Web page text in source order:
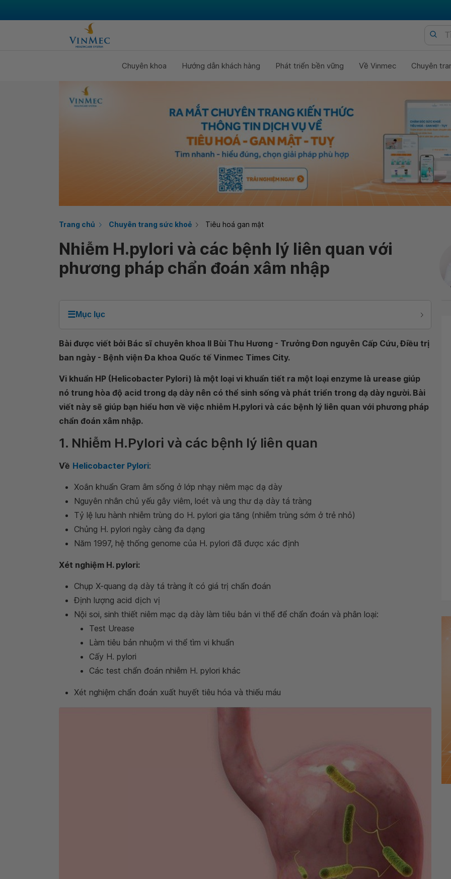
Chuyên khoa Hướng dẫn khách hàng Phát triển bền vững Về Vinmec Chuyên
Trang chủ Chuyên trang sức khoẻ Tiêu hoá gan mật
Nhiễm H.pylori và các bệnh lý liên quan với
phương pháp chẩn đoán xâm nhập
☰Mục lục
Bài được viết bởi Bác sĩ chuyên khoa II Bùi Thu Hương - Trưởng Đơn nguyên Cấp Cứu, Điều trị
ban ngày - Bệnh viện Đa khoa Quốc tế Vinmec Times City.
Vi khuẩn HP (Helicobacter Pylori) là một loại vi khuẩn tiết ra một loại enzyme là urease giúp
nó trung hòa độ acid trong dạ dày nên có thể sinh sống và phát triển trong dạ dày người. Bài
viết này sẽ giúp bạn hiểu hơn về việc nhiễm H.pylori và các bệnh lý liên quan với phương pháp
chẩn đoán xâm nhập.
1. Nhiễm H.Pylori và các bệnh lý liên quan
Về Helicobacter Pylori:
Xoắn khuẩn Gram âm sống ở lớp nhạy niêm mạc dạ dày
Nguyên nhân chủ yếu gây viêm, loét và ung thư dạ dày tá tràng
Tỷ lệ lưu hành nhiễm trùng do H. pylori gia tăng (nhiễm trùng sớm ở trẻ nhỏ)
Chủng H. pylori ngày càng đa dạng
Năm 1997, hệ thống genome của H. pylori đã được xác định
Xét nghiệm H. pylori:
Chụp X-quang dạ dày tá tràng ít có giá trị chẩn đoán
Định lượng acid dịch vị
Nội soi, sinh thiết niêm mạc dạ dày làm tiêu bản vi thể để chẩn đoán và phân loại:
Test Urease
Làm tiêu bản nhuộm vi thể tìm vi khuẩn
Cấy H. pylori
Các test chẩn đoán nhiễm H. pylori khác
Xét nghiệm chẩn đoán xuất huyết tiêu hóa và thiếu máu